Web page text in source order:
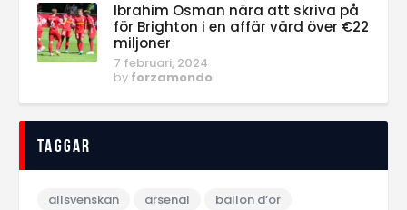
Ibrahim Osman nära att skriva på
för Brighton i en affär värd över €22
miljoner
7 februari, 2024
by forzamondo
Taggar
allsvenskan arsenal
ballon d‘or